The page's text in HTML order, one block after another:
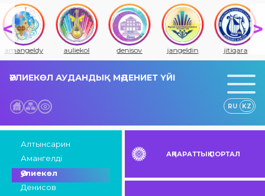
amangeldy auliekol denisov jangeldin jitiqara
ӘУЛИЕКӨЛ АУДАНДЫҚ МӘДЕНИЕТ ҮЙІ
RU KZ
Алтынсарин
Амангелді
Әулиекөл
Денисов
АҚПАРАТТЫҚ ПОРТАЛ